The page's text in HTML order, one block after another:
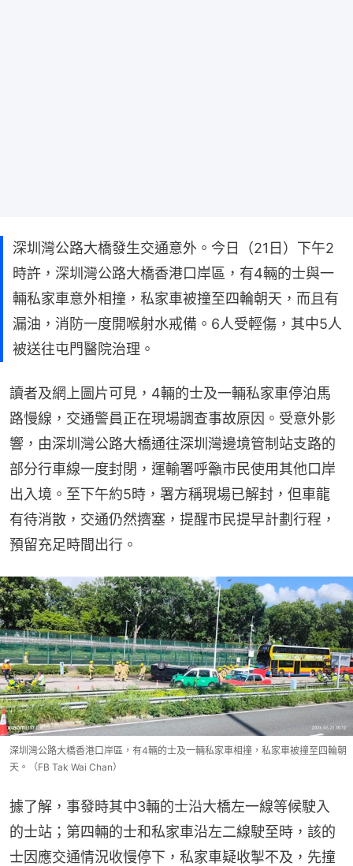
深圳灣公路大橋發生交通意外。今日（21日）下午2
時許，深圳灣公路大橋香港口岸區，有4輛的士與一
輛私家車意外相撞，私家車被撞至四輪朝天，而且有
漏油，消防一度開喉射水戒備。6人受輕傷，其中5人
被送往屯門醫院治理。
讀者及網上圖片可見，4輛的士及一輛私家車停泊馬
路慢線，交通警員正在現場調查事故原因。受意外影
響，由深圳灣公路大橋通往深圳灣邊境管制站支路的
部分行車線一度封閉，運輸署呼籲市民使用其他口岸
出入境。至下午約5時，署方稱現場已解封，但車龍
有待消散，交通仍然擠塞，提醒市民提早計劃行程，
預留充足時間出行。
深圳灣公路大橋香港口岸區，有4輛的士及一輛私家車相撞，私家車被撞至四輪朝
天。（FB Tak Wai Chan）
據了解，事發時其中3輛的士沿大橋左一線等候駛入
的士站；第四輛的士和私家車沿左二線駛至時，該的
士因應交通情況收慢停下，私家車疑收掣不及，先撞